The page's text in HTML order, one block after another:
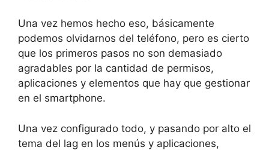
Una vez hemos hecho eso, básicamente
podemos olvidarnos del teléfono, pero es cierto
que los primeros pasos no son demasiado
agradables por la cantidad de permisos,
aplicaciones y elementos que hay que gestionar
en el smartphone.
Una vez configurado todo, y pasando por alto el
tema del lag en los menús y aplicaciones,